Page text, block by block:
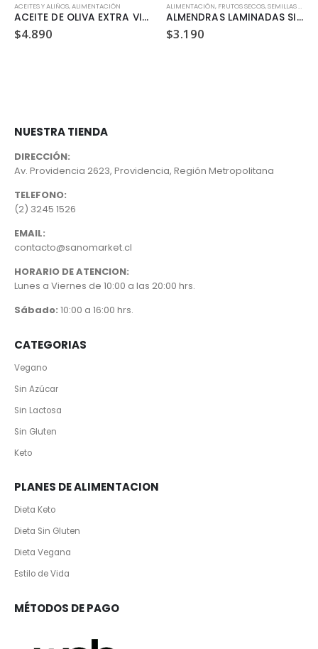
,SIN LACTOSA
ACEITES Y ALIÑOS,ALIMENTACIÓN
ACEITE DE OLIVA EXTRA VIRGEN TERRASANTA 250ML
$4.890
ALIMENTACIÓN, FRUTOS SECOS, SEMILLAS Y LEGUMBRES
ALMENDRAS LAMINADAS SILVESTRE 150GR
$3.190
NUESTRA TIENDA
DIRECCIÓN:
Av. Providencia 2623, Providencia, Región Metropolitana
TELEFONO:
(2) 3245 1526
EMAIL:
contacto@sanomarket.cl
HORARIO DE ATENCION:
Lunes a Viernes de 10:00 a las 20:00 hrs.
Sábado: 10:00 a 16:00 hrs.
CATEGORIAS
Vegano
Sin Azúcar
Sin Lactosa
Sin Gluten
Keto
PLANES DE ALIMENTACION
Dieta Keto
Dieta Sin Gluten
Dieta Vegana
Estilo de Vida
MÉTODOS DE PAGO